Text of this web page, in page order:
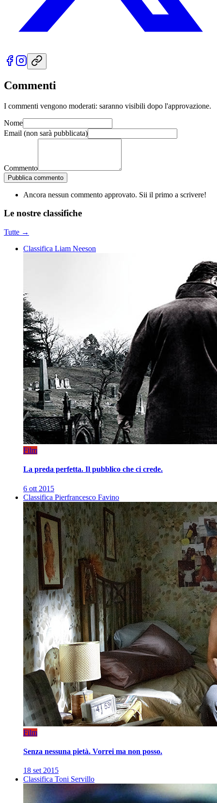
Commenti
I commenti vengono moderati: saranno visibili dopo l'approvazione.
Nome
Email (non sarà pubblicata)
Commento
Pubblica commento
Ancora nessun commento approvato. Sii il primo a scrivere!
Le nostre classifiche
Tutte →
Classifica Liam Neeson
Film
La preda perfetta. Il pubblico che ci crede.
6 ott 2015
Classifica Pierfrancesco Favino
Film
Senza nessuna pietà. Vorrei ma non posso.
18 set 2015
Classifica Toni Servillo